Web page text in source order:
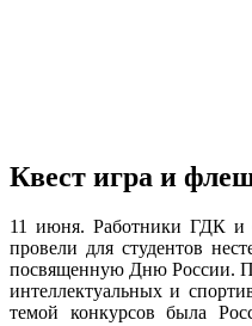
Квест игра и
11 июня. Работники ГДК и
провели для студентов
посвященную Дню России.
интеллектуальных и
темой конкурсов была